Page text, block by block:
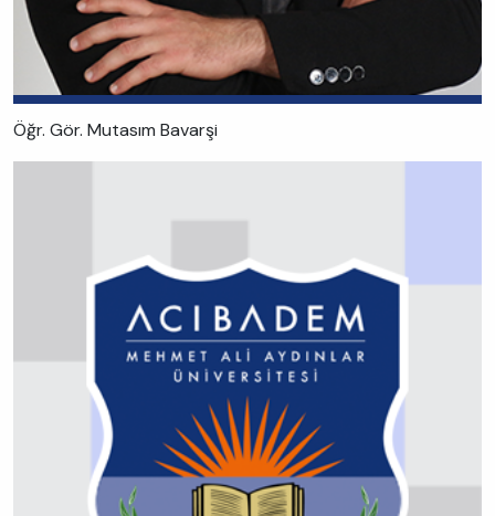
Öğr. Gör. Mutasım Bavarşi